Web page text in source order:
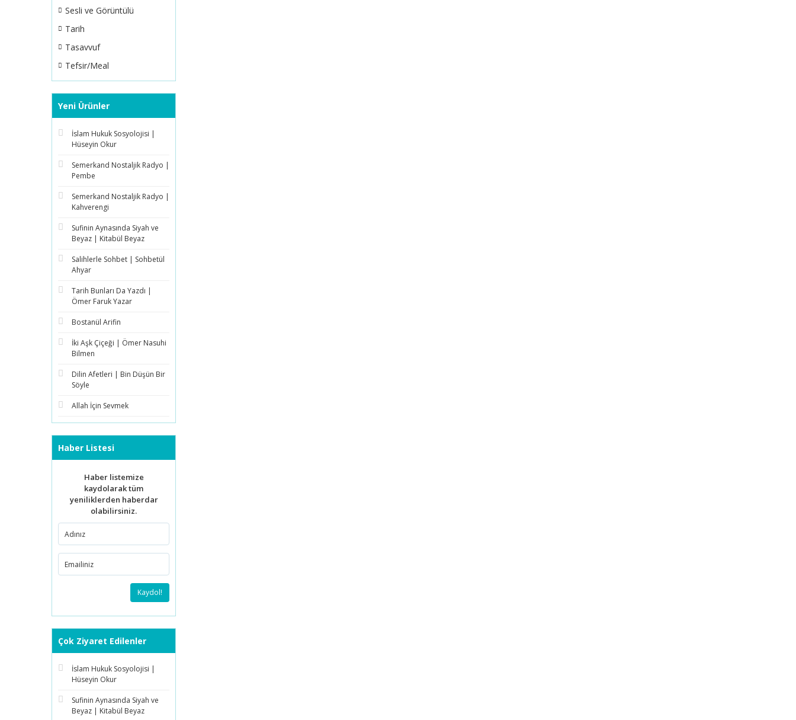
Sesli ve Görüntülü
Tarih
Tasavvuf
Tefsir/Meal
Yeni Ürünler
İslam Hukuk Sosyolojisi |
Hüseyin Okur
Semerkand Nostaljik Radyo |
Pembe
Semerkand Nostaljik Radyo |
Kahverengi
Sufinin Aynasında Siyah ve
Beyaz | Kitabül Beyaz
Salihlerle Sohbet | Sohbetül
Ahyar
Tarih Bunları Da Yazdı |
Ömer Faruk Yazar
Bostanül Arifin
İki Aşk Çiçeği | Ömer Nasuhi
Bilmen
Dilin Afetleri | Bin Düşün Bir
Söyle
Allah İçin Sevmek
Haber Listesi
Haber listemize
kaydolarak tüm
yeniliklerden haberdar
olabilirsiniz.
Kaydol!
Çok Ziyaret Edilenler
İslam Hukuk Sosyolojisi |
Hüseyin Okur
Sufinin Aynasında Siyah ve
Beyaz | Kitabül Beyaz